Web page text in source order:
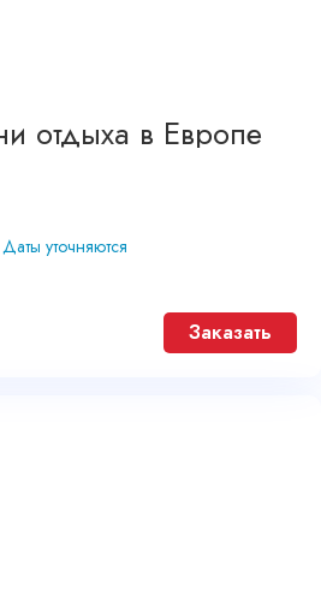
отдыха в Европе
Даты уточняются
Заказать